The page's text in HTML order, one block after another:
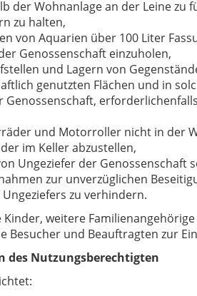
der Wohnanlage an der Leine zu
zu halten,
von Aquarien über 100 Liter
Genossenschaft einzuholen,
und Lagern von
genutzten Flächen und in
Genossenschaft,
und Motorroller nicht in der
im Keller abzustellen,
Ungeziefer der
zur unverzüglichen
zu verhindern.
Kinder, weitere
Besucher und Be­auftragten zur
des Nutzungsberechtigten